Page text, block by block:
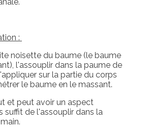
:
noisette du baume (le baume
l'assouplir dans la paume de
sur la partie du corps
le baume en le massant.
et peut avoir un aspect
suffit de l'assouplir dans la